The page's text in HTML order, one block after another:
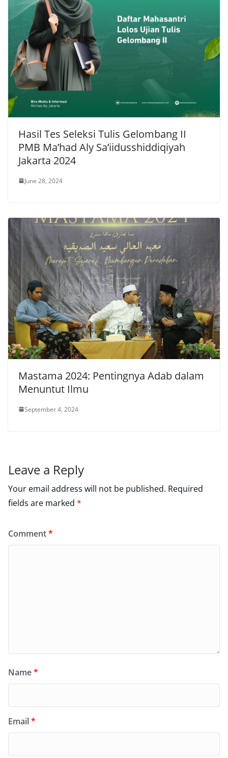
Hasil Tes Seleksi Tulis Gelombang II
PMB Ma’had Aly Sa’iidusshiddiqiyah
Jakarta 2024
June 28, 2024
Mastama 2024: Pentingnya Adab dalam
Menuntut Ilmu
September 4, 2024
Leave a Reply
Your email address will not be published. Required
fields are marked *
Comment*
Name*
Email*